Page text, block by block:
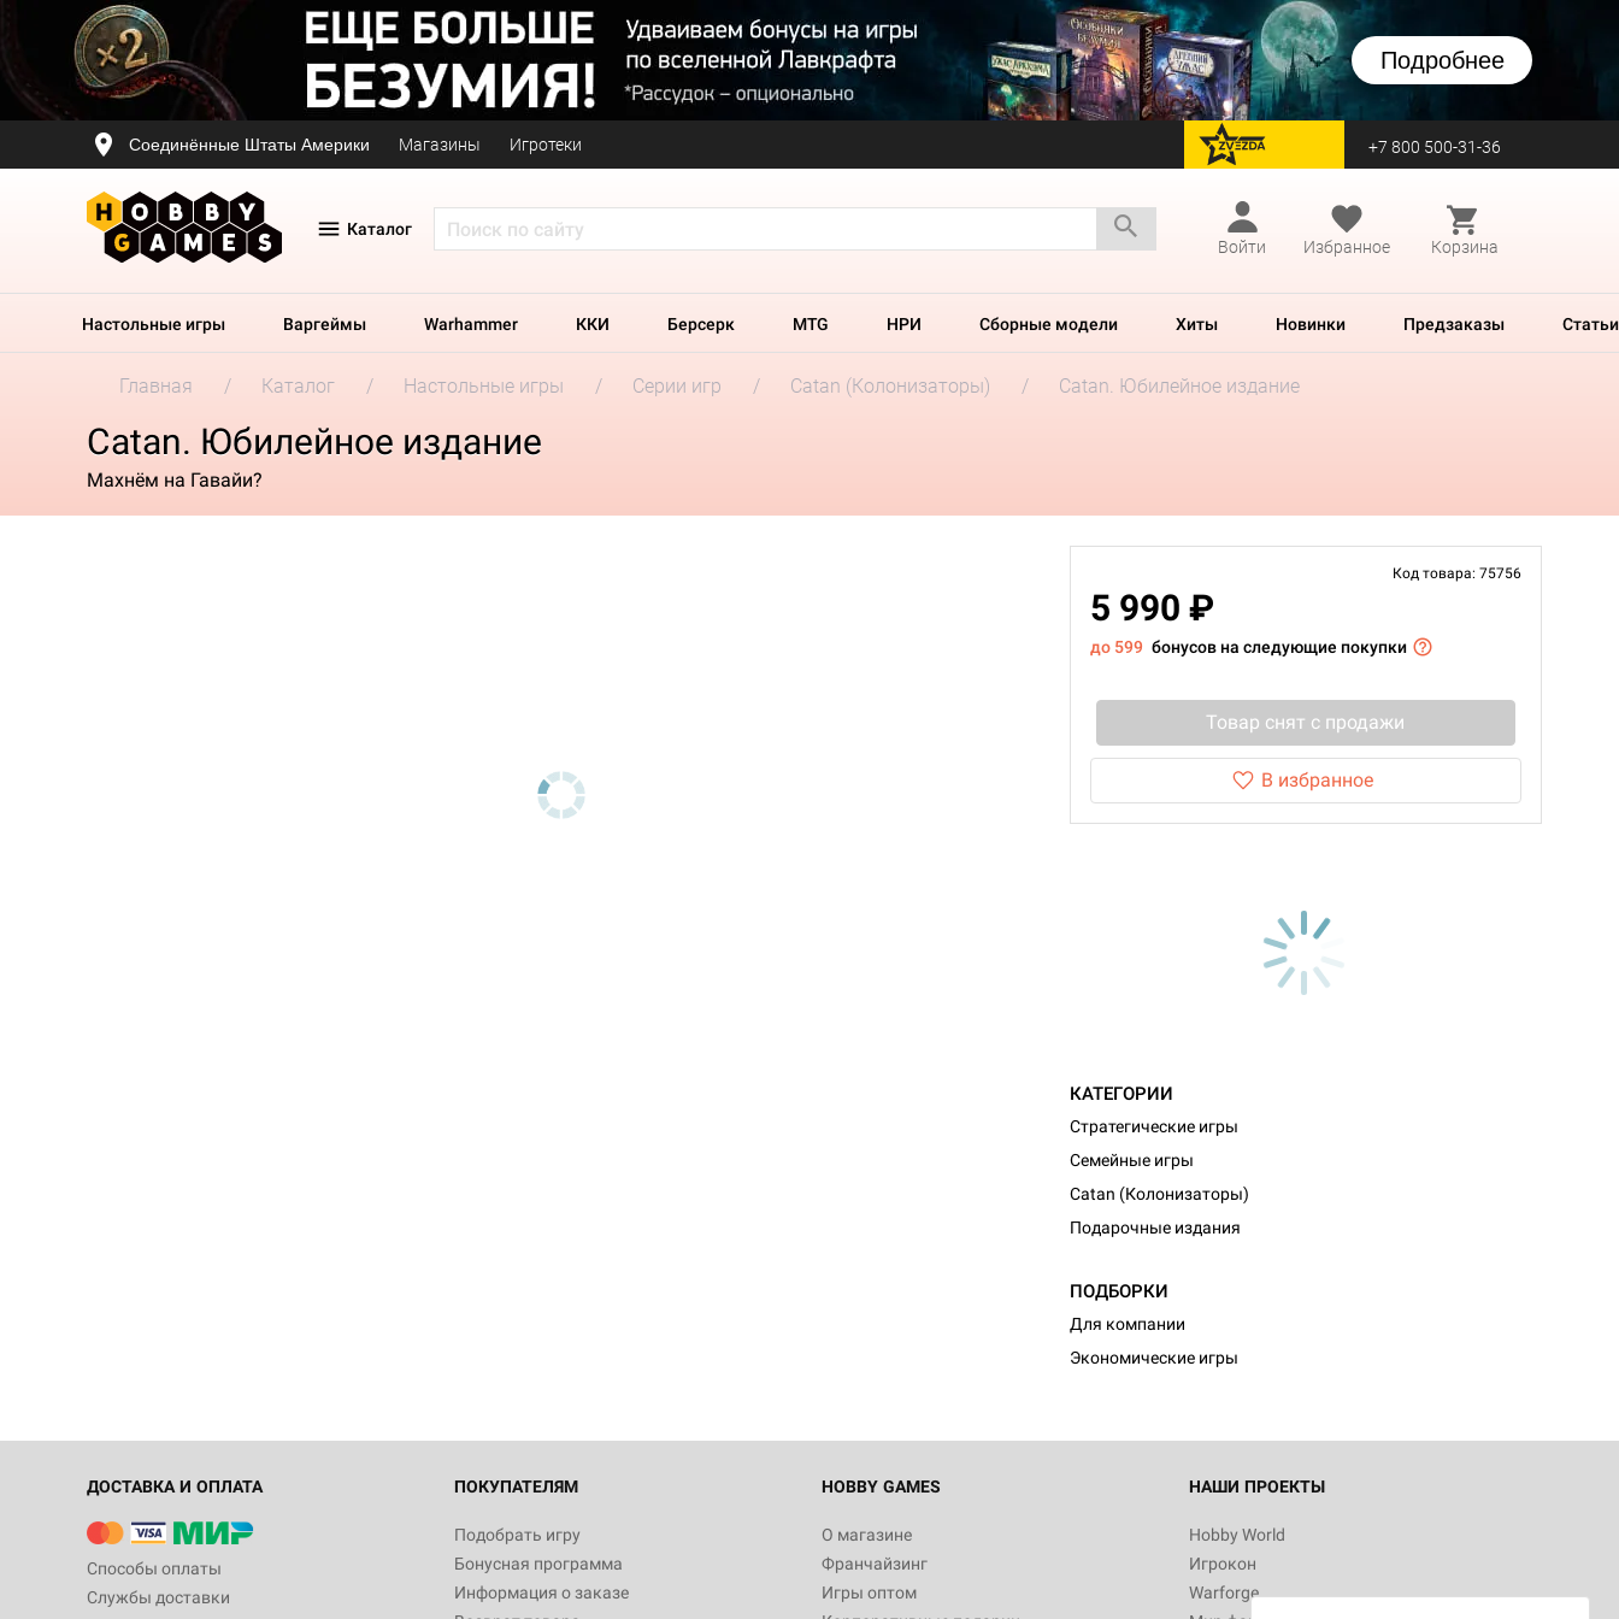
Подробнее
Соединённые Штаты Америки Магазины Игротеки перейти на Zvezda +7 800 500-31-36
Каталог
Войти
Избранное Корзина
Настольные игры Варгеймы Warhammer ККИ Берсерк MTG НРИ Сборные модели Хиты Новинки Предзаказы Статьи
Главная Каталог Настольные игры Серии игр Catan (Колонизаторы) Catan. Юбилейное издание
Catan. Юбилейное издание
Махнём на Гавайи?
Код товара: 75756
5 990 ₽
до 599 бонусов на следующие покупки
Товар снят с продажи
В избранное
КАТЕГОРИИ
Стратегические игры
Семейные игры
Catan (Колонизаторы)
Подарочные издания
ПОДБОРКИ
Для компании
Экономические игры
ДОСТАВКА И ОПЛАТА
Способы оплаты
Службы доставки
ПОКУПАТЕЛЯМ
Подобрать игру
Бонусная программа
Информация о заказе
HOBBY GAMES
О магазине
Франчайзинг
Игры оптом
НАШИ ПРОЕКТЫ
Hobby World
Игрокон
Warforge